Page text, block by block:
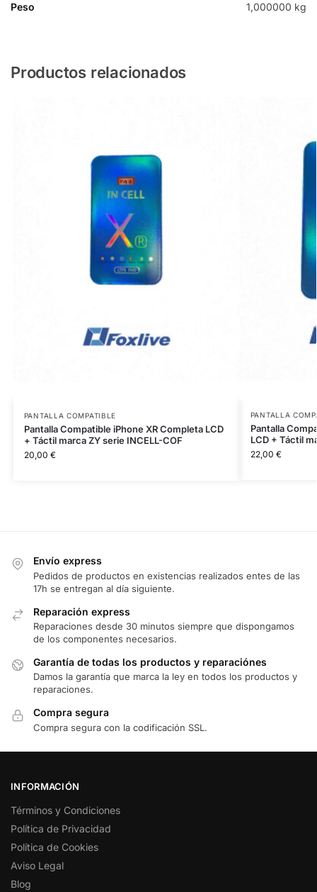
Peso 1,000000 kg
Productos relacionados
PANTALLA COMPATIBLE
Pantalla Compatible iPhone XR Completa LCD
+ Táctil marca ZY serie INCELL-COF
20,00 €
PANTALLA
Pantalla
LCD + Táctil
22,00 €
Envío express
Pedidos de productos en existencias realizados entes de las
17h se entregan al día siguiente.
Reparación express
Reparaciones desde 30 minutos siempre que dispongamos
de los componentes necesarios.
Garantía de todas los productos y reparaciónes
Damos la garantía que marca la ley en todos los productos y
reparaciones.
Compra segura
Compra segura con la codificación SSL.
INFORMACIÓN
Términos y Condiciones
Política de Privacidad
Política de Cookies
Aviso Legal
Blog